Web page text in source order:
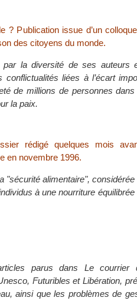
? Publication issue d’un
des citoyens du monde.
la diversité de ses auteurs
liées à l’écart
de millions de personnes
la paix.
rédigé quelques mois
en novembre 1996.
"sécurité alimentaire",
à une nourriture
parus dans Le courrier
Futuribles et Libération,
ainsi que les problèmes de